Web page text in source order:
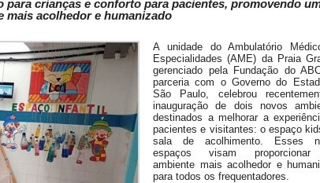
para crianças e conforto para pacientes, promovendo
mais acolhedor e humanizado
A unidade do Ambulatório
Especialidades (AME) da Praia
gerenciado pela Fundação do
parceria com o Governo do
São Paulo, celebrou
inauguração de dois novos
destinados a melhorar a
pacientes e visitantes: o espaço
sala de acolhimento. Esses
espaços visam
ambiente mais acolhedor e
para todos os frequentadores.